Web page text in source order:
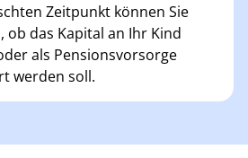
Zeitpunkt können Sie
ob das Kapital an Ihr Kind
als Pensionsvorsorge
werden soll.